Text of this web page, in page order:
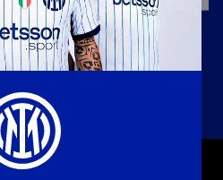
Società